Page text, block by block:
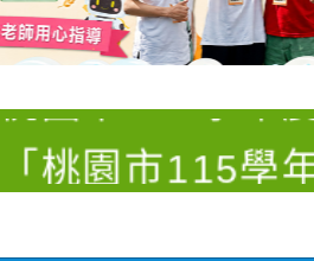
1學期第9次代
果(第12招)】
12招)
本土語及新住
桃園市115學